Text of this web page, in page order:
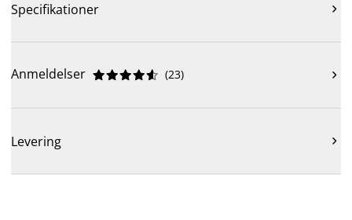
Specifikationer 
Anmeldelser 




 (23) 
Levering 